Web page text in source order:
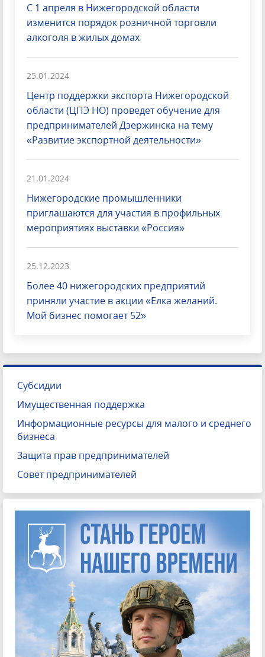
С 1 апреля в Нижегородской области
изменится порядок розничной торговли
алкоголя в жилых домах
25.01.2024
Центр поддержки экспорта Нижегородской
области (ЦПЭ НО) проведет обучение для
предпринимателей Дзержинска на тему
«Развитие экспортной деятельности»
21.01.2024
Нижегородские промышленники
приглашаются для участия в профильных
мероприятиях выставки «Россия»
25.12.2023
Более 40 нижегородских предприятий
приняли участие в акции «Елка желаний.
Мой бизнес помогает 52»
Субсидии
Имущественная поддержка
Информационные ресурсы для малого и среднего
бизнеса
Защита прав предпринимателей
Совет предпринимателей